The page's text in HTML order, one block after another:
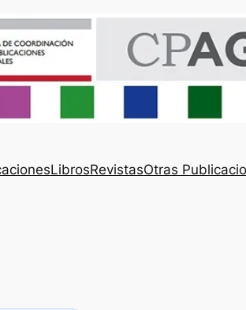
LibrosRevistasOtras